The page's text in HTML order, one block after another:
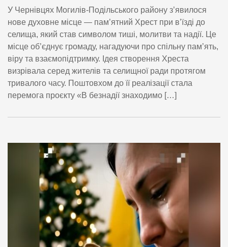
У Чернівцях Могилів-Подільського району з’явилося
нове духовне місце — пам’ятний Хрест при в’їзді до
селища, який став символом тиші, молитви та надії. Це
місце об’єднує громаду, нагадуючи про спільну пам’ять,
віру та взаємопідтримку. Ідея створення Хреста
визрівала серед жителів та селищної ради протягом
тривалого часу. Поштовхом до її реалізації стала
перемога проєкту «В безнадії знаходимо […]